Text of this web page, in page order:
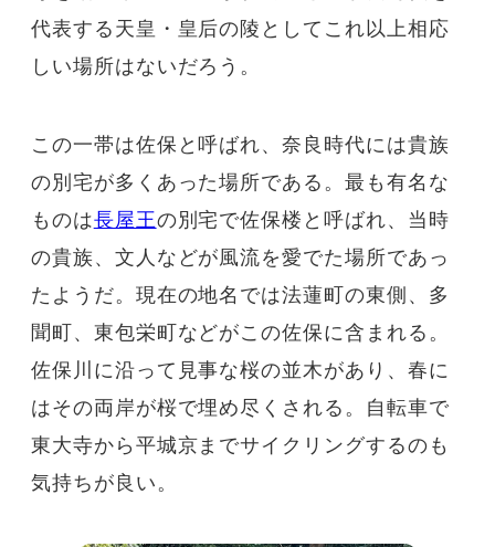
代表する天皇・皇后の陵としてこれ以上相応
しい場所はないだろう。
この一帯は佐保と呼ばれ、奈良時代には貴族
の別宅が多くあった場所である。最も有名な
ものは長屋王の別宅で佐保楼と呼ばれ、当時
の貴族、文人などが風流を愛でた場所であっ
たようだ。現在の地名では法蓮町の東側、多
聞町、東包栄町などがこの佐保に含まれる。
佐保川に沿って見事な桜の並木があり、春に
はその両岸が桜で埋め尽くされる。自転車で
東大寺から平城京までサイクリングするのも
気持ちが良い。